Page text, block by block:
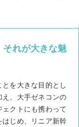
れが大きな魅
を大きな目的とし
、大手ゼネコンの
クトにも携わって
じめ、リニア新幹